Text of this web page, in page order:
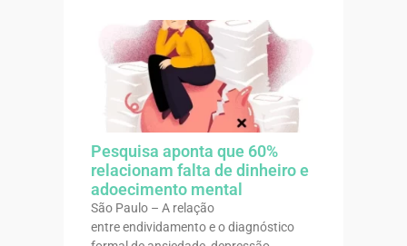
Pesquisa aponta que 60%
relacionam falta de dinheiro e
adoecimento mental
São Paulo – A relação
entre endividamento e o diagnóstico